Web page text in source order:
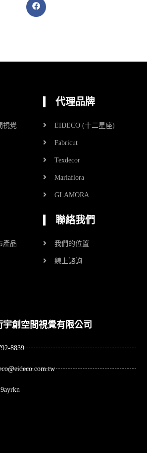
視覺
代理品牌
EIDECO (十二星座)
Fabricut
Texdecor
Mariaflora
GLAMORA
產品
聯絡我們
我們的位置
線上諮詢
宇創空間視覺有限公司
8839